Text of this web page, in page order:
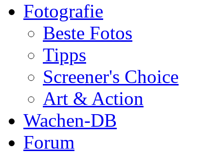
Fotografie
Beste Fotos
Tipps
Screener's Choice
Art & Action
Wachen-DB
Forum